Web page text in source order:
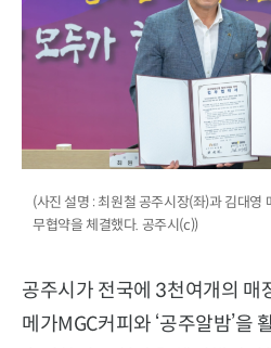
(사진 설명 : 최원철 공주시장(좌)과 김대영
무협약을 체결했다. 공주시(c))
공주시가 전국에 3천여개의 매
메가MGC커피와 ‘공주알밤’을